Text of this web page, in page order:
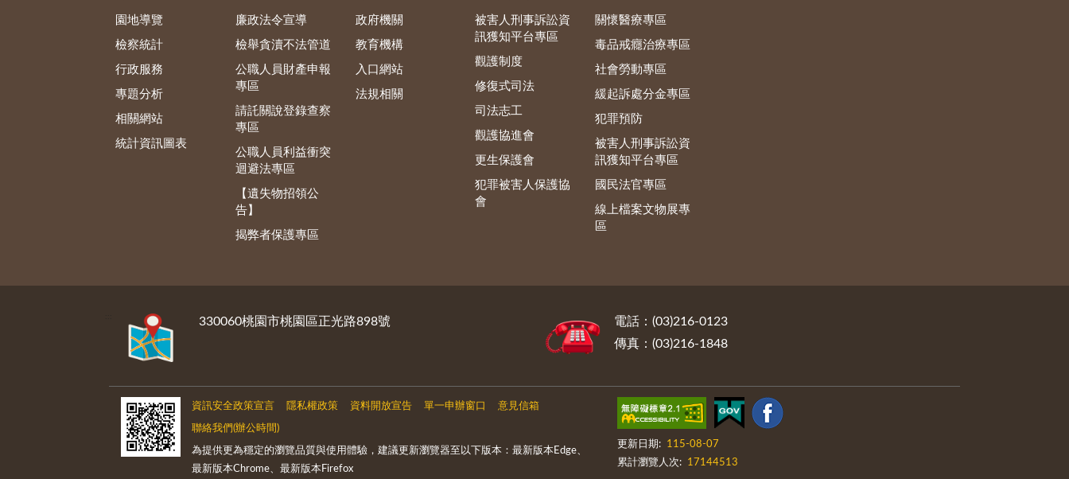
園地導覽
檢察統計
行政服務
專題分析
相關網站
統計資訊圖表
廉政法令宣導
檢舉貪瀆不法管道
公職人員財產申報
專區
請託關說登錄查察
專區
公職人員利益衝突
迴避法專區
【遺失物招領公
告】
揭弊者保護專區
政府機關
教育機構
入口網站
法規相關
被害人刑事訴訟資
訊獲知平台專區
觀護制度
修復式司法
司法志工
觀護協進會
更生保護會
犯罪被害人保護協
會
關懷醫療專區
毒品戒癮治療專區
社會勞動專區
緩起訴處分金專區
犯罪預防
被害人刑事訴訟資
訊獲知平台專區
國民法官專區
線上檔案文物展專
區
330060桃園市桃園區正光路898號
電話：(03)216-0123
傳真：(03)216-1848
資訊安全政策宣言 隱私權政策 資料開放宣告 單一申辦窗口 意見信箱
聯絡我們(辦公時間)
為提供更為穩定的瀏覽品質與使用體驗，建議更新瀏覽器至以下版本：最新版本Edge、
最新版本Chrome、最新版本Firefox
更新日期:
115-08-07
累計瀏覽人次:
17144513